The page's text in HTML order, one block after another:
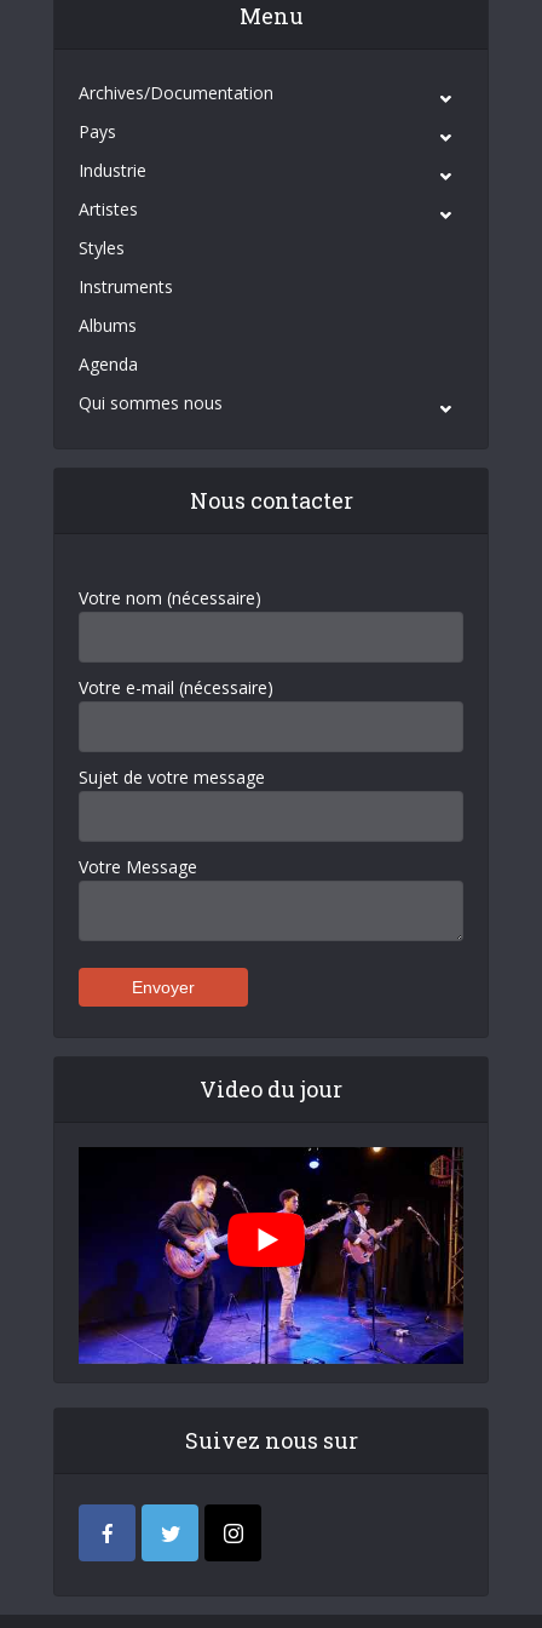
Menu
Archives/Documentation
Pays
Industrie
Artistes
Styles
Instruments
Albums
Agenda
Qui sommes nous
Nous contacter
Votre nom (nécessaire)
Votre e-mail (nécessaire)
Sujet de votre message
Votre Message
Video du jour
Suivez nous sur